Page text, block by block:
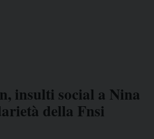
insulti social a Nina
della Fnsi